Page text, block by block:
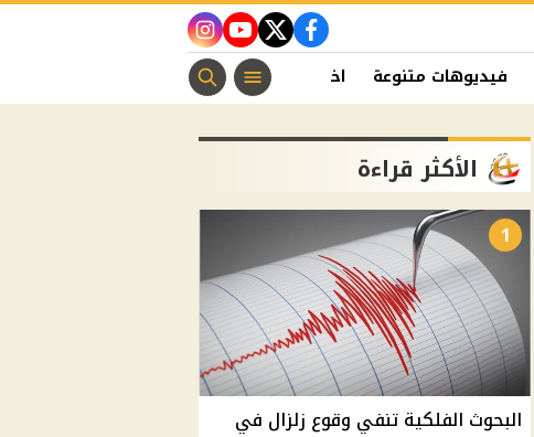
facebook
twitter
youtube
instagram
فيديوهات متنوعة اخبار الفن منوعات مسيحية
الأكثر قراءة
1
البحوث الفلكية تنفي وقوع زلزال في